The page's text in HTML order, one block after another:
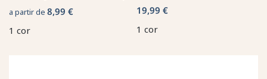
a partir de 8,99 €
1 cor
19,99 €
1 cor